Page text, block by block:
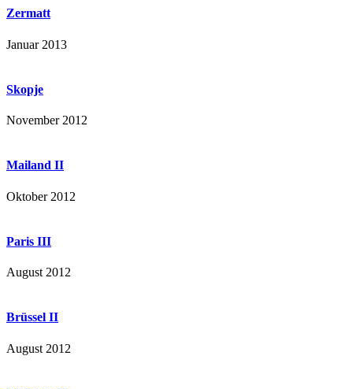
Zermatt
Januar 2013
Skopje
November 2012
Mailand II
Oktober 2012
Paris III
August 2012
Brüssel II
August 2012